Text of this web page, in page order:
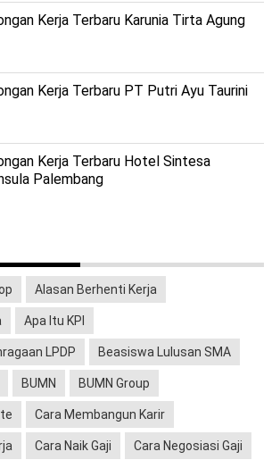
Kerja Terbaru Karunia Tirta Agung
Kerja Terbaru PT Putri Ayu Taurini
Kerja Terbaru Hotel Sintesa
Palembang
Alasan Berhenti Kerja
Apa Itu KPI
LPDP Beasiswa Lulusan SMA
BUMN BUMN Group
Cara Membangun Karir
Cara Naik Gaji Cara Negosiasi Gaji